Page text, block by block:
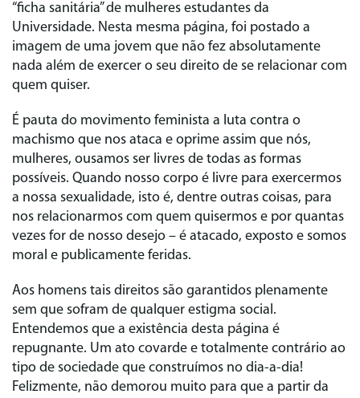
“ficha sanitária” de mulheres estudantes da
Universidade. Nesta mesma página, foi postado a
imagem de uma jovem que não fez absolutamente
nada além de exercer o seu direito de se relacionar com
quem quiser.
É pauta do movimento feminista a luta contra o
machismo que nos ataca e oprime assim que nós,
mulheres, ousamos ser livres de todas as formas
possíveis. Quando nosso corpo é livre para exercermos
a nossa sexualidade, isto é, dentre outras coisas, para
nos relacionarmos com quem quisermos e por quantas
vezes for de nosso desejo – é atacado, exposto e somos
moral e publicamente feridas.
Aos homens tais direitos são garantidos plenamente
sem que sofram de qualquer estigma social.
Entendemos que a existência desta página é
repugnante. Um ato covarde e totalmente contrário ao
tipo de sociedade que construímos no dia-a-dia!
Felizmente, não demorou muito para que a partir da